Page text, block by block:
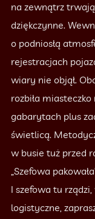
na zewnątrz
dziękczynne.
o podniosłą
rejestracjach
wiary nie objął.
rozbiła
gabarytach plus
świetlicą.
w busie tuż przed
„Szefowa
I szefowa tu
logistyczne,